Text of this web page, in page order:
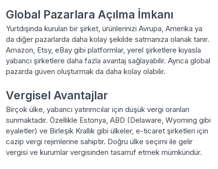
Global Pazarlara Açılma İmkanı
Yurtdışında kurulan bir şirket, ürünlerinizi Avrupa, Amerika ya
da diğer pazarlarda daha kolay şekilde satmanıza olanak tanır.
Amazon, Etsy, eBay gibi platformlar, yerel şirketlere kıyasla
yabancı şirketlere daha fazla avantaj sağlayabilir. Ayrıca global
pazarda güven oluşturmak da daha kolay olabilir.
Vergisel Avantajlar
Birçok ülke, yabancı yatırımcılar için düşük vergi oranları
sunmaktadır. Özellikle Estonya, ABD (Delaware, Wyoming gibi
eyaletler) ve Birleşik Krallık gibi ülkeler, e-ticaret şirketleri için
cazip vergi rejimlerine sahiptir. Doğru ülke seçimi ile gelir
vergisi ve kurumlar vergisinden tasarruf etmek mümkündür.